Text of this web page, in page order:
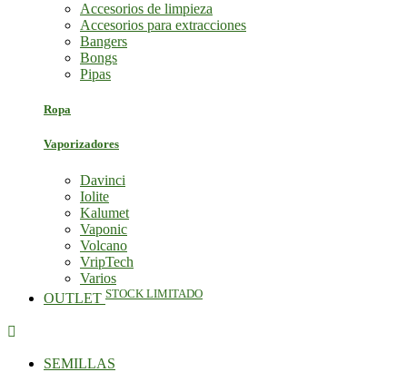
Accesorios de limpieza
Accesorios para extracciones
Bangers
Bongs
Pipas
Ropa
Vaporizadores
Davinci
Iolite
Kalumet
Vaponic
Volcano
VripTech
Varios
OUTLET STOCK LIMITADO

SEMILLAS